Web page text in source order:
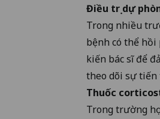
Điều trị dự
Trong nhiều
bệnh có thể hồi
kiến bác sĩ để
theo dõi sự tiến
Thuốc
Trong trường